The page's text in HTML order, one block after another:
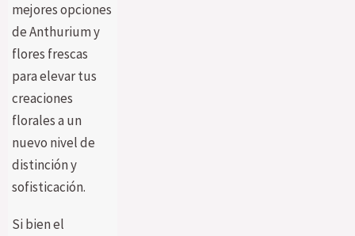
mejores opciones
de Anthurium y
flores frescas
para elevar tus
creaciones
florales a un
nuevo nivel de
distinción y
sofisticación.
Si bien el